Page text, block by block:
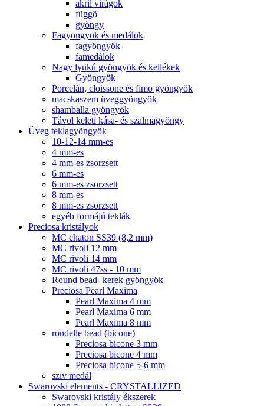
akril virágok
függõ
gyöngy
Fagyöngyök és medálok
fagyöngyök
famedálok
Nagy lyukú gyöngyök és kellékek
Gyöngyök
Porcelán, cloissone és fimo gyöngyök
macskaszem üveggyöngyök
shamballa gyöngyök
Távol keleti kása- és szalmagyöngy
Üveg teklagyöngyök
10-12-14 mm-es
4 mm-es
4 mm-es zsorzsett
6 mm-es
6 mm-es zsorzsett
8 mm-es
8 mm-es zsorzsett
egyéb formájú teklák
Preciosa kristályok
MC chaton SS39 (8,2 mm)
MC rivoli 12 mm
MC rivoli 14 mm
MC rivoli 47ss - 10 mm
Round bead- kerek gyöngyök
Preciosa Pearl Maxima
Pearl Maxima 4 mm
Pearl Maxima 6 mm
Pearl Maxima 8 mm
rondelle bead (bicone)
Preciosa bicone 3 mm
Preciosa bicone 4 mm
Preciosa bicone 5-6 mm
szív medál
Swarovski elements - CRYSTALLIZED
Swarovski kristály ékszerek